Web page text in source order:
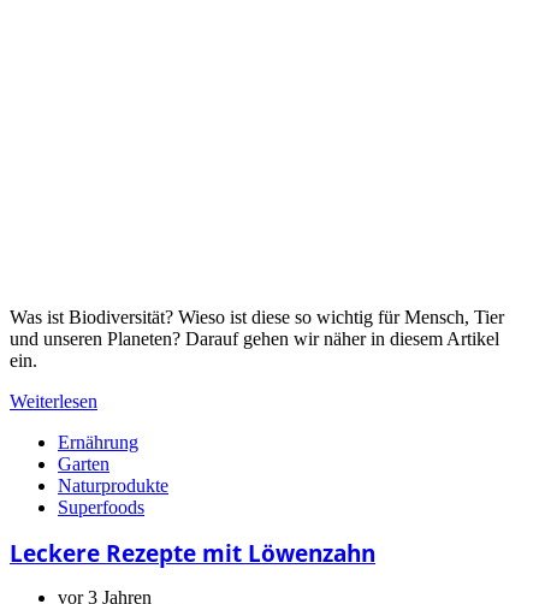
Was ist Biodiversität? Wieso ist diese so wichtig für Mensch, Tier
und unseren Planeten? Darauf gehen wir näher in diesem Artikel
ein.
Weiterlesen
Ernährung
Garten
Naturprodukte
Superfoods
Leckere Rezepte mit Löwenzahn
vor 3 Jahren